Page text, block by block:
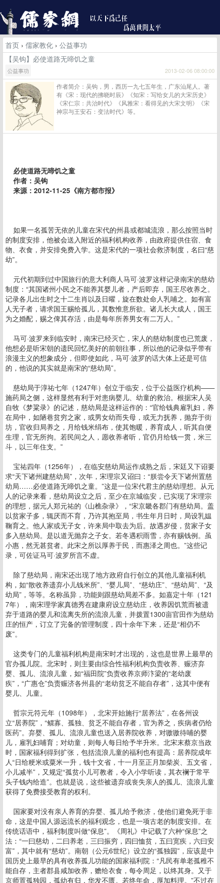
首页 › 儒家教化 › 公益事功
【吴钩】必使道路无啼饥之童
公益事功 2013-02-06 08:00:00
作者简介：吴钩，男，西历一九七五年生，广东汕尾人。著
有《宋：现代的拂晓时辰》《知宋：写给女儿的大宋历史》
《宋仁宗：共治时代》《风雅宋：看得见的大宋文明》《宋
神宗与王安石：变法时代》等。
必使道路无啼饥之童
作者：吴钩
来源：2012-11-25《南方都市报》
如果一名孤苦无依的儿童在宋代的州县或都城流浪，那么按照当时
的制度安排，他被会送入附近的福利机构收养，由政府提供住宿、食
物、衣食，并安排免费入学。这是宋代的一项社会救济制度，名曰“慈
幼”。
元代初期到过中国旅行的意大利商人马可·波罗这样记录南宋的慈幼
制度：“其国诸州小民之不能养其婴儿者，产后即弃，国王尽收养之。
记录各儿出生时之十二生肖以及日曜，旋在数处命人乳哺之。如有富
人无子者，请求国王赐给孤儿，其数惟意所欲。诸儿长大成人，国王
为之婚配，赐之俾其存活，由是每年所养男女有二万人。”
马可·波罗来到临安时，南宋已经灭亡，宋人的慈幼制度也已荒废，
他想必是听宋朝的遗民回忆美好的前朝往事，所以他的记录似乎带有
浪漫主义的想象成分，但即使如此，马可·波罗的话大体上还是可信
的，他说的其实就是南宋的“慈幼局”。
慈幼局于淳祐七年（1247年）创立于临安，位于公益医疗机构——
施药局之侧，这样显然有利于对患病婴儿、幼童的救治。根据宋人吴
自牧《梦粱录》的记述，慈幼局是这样运作的：“官给钱典雇乳妇，养
在局中，如陋巷贫穷之家，或男女幼而失母，或无力抚养，抛弃于街
坊，官收归局养之，月给钱米绢布，使其饱暖，养育成人，听其自便
生理，官无所拘。若民间之人，愿收养者听，官仍月给钱一贯，米三
斗，以三年住支。”
宝祐四年（1256年），在临安慈幼局运作成熟之后，宋廷又下诏要
求“天下诸州建慈幼局”，次年，宋理宗又诏曰：“朕尝令天下诸州置慈
幼局……必使道路无啼饥之童。”这是一位宋代君主的慈幼理想。从元
人的记录来看，慈幼局设立之后，至少在京城临安，已实现了宋理宗
的理想，据元人郑元祐的《山樵杂录》，“宋京畿各郡门有慈幼局。盖
以贫家子多，辄厌而不育，乃许其抱至局，书生年月日时，局设乳媪
鞠育之。他人家或无子女，许来局中取去为后。故遇岁侵，贫家子女
多入慈幼局。是以道无抛弃之子女。若冬遇积雨雪，亦有赐钱例。虽
小惠，然无甚贫者。此宋之所以厚养于民，而惠泽之周也。”这些记
录，可佐证马可·波罗所言不虚。
除了慈幼局，南宋还出现了地方政府自行创立的其他儿童福利机
构，如“散收养遗弃小儿钱米所”、“婴儿局”、“慈幼庄”、“慈幼局”、“及
幼局”，等等。名称虽异，功能则跟慈幼局差不多。如嘉定十年（121
7年），南宋理学家真德秀在建康府设立慈幼庄，收养因饥荒而被遗
弃于道路的婴儿和流离失所的流浪儿童，并拨置1300亩官田作为慈幼
庄的恒产，订立了完备的管理制度，四十余年下来，还是“相仍不
废”。
这类专门的儿童福利机构是南宋时才出现的，这也是世界上最早的
官办孤儿院。北宋时，则主要由综合性福利机构负责收养、赈济弃
婴、孤儿、流浪儿童，如“福田院”负责收养京师汴梁的“老幼废
疾”，“广惠仓”负责赈济各州县的“老幼贫乏不能自存者”，这其中便有
婴儿、儿童。
哲宗元符元年（1098年），北宋开始施行“居养法”，在各州设
立“居养院”，“鳏寡、孤独、贫乏不能自存者，官为养之，疾病者仍给
医药”。弃婴、孤儿、流浪儿童也送入居养院收养，对嗷嗷待哺的婴
儿，雇乳妇哺育；对幼童，则每人每日给予半升米。北宋末蔡京当政
时，国家福利得到扩张，包括流浪儿童的福利也有提高：居养院成年
人“日给粳米或粟米一升，钱十文省，十一月至正月加柴炭、五文省，
小儿减半”，又规定“孤贫小儿可教者，令入小学听读，其衣襕于常平
头子钱内给造”。也就是说，这些被遗弃或丧失亲人的孤儿、流浪儿童
获得了免费接受教育的权利。
国家要对没有亲人养育的弃婴、孤儿给予救济，使他们避免死于非
命，这是中国人源远流长的福利观念，也是一项古老的制度安排。在
传统话语中，福利制度叫做“保息”。《周礼》中记载了六种“保息”之
法：“一曰慈幼，二曰养老，三曰振穷，四曰恤贫，五曰宽疾，六曰安
富”，其中就有“慈幼”。南朝（公元6世纪）设立的“孤独园”，应该是中
国历史上最早的具有收养孤儿功能的国家福利院：“凡民有单老孤稚不
能自存，主者郡县咸加收养，赡给衣食，每令周足，以终其身。又于
京师置孤独园，孤幼有归，华发不匮。若终年命，厚加料理。”不过在